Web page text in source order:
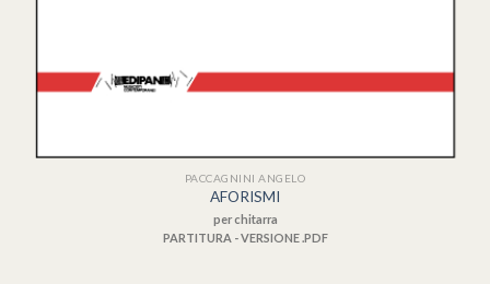
PACCAGNINI ANGELO
AFORISMI
per chitarra
PARTITURA - VERSIONE .PDF